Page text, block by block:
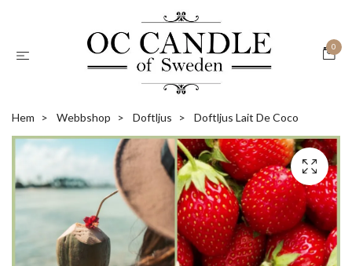
0
Hem Webbshop Doftljus Doftljus Lait De Coco